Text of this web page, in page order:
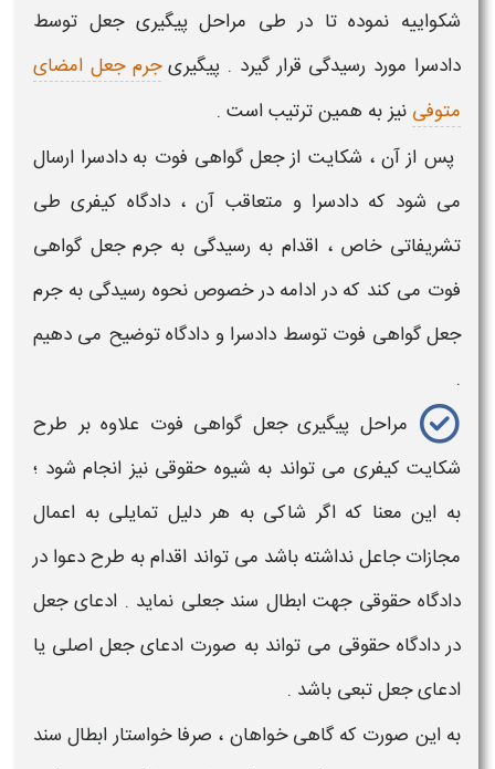
شکواییه نموده تا در طی مراحل پیگیری جعل توسط
دادسرا مورد رسیدگی قرار گیرد . پیگیریجرم جعل امضای
متوفی نیز به همین ترتیب است .
پس از آن ، شکایت از جعل گواهی فوت به دادسرا ارسال
می شود که دادسرا و متعاقب آن ، دادگاه کیفری طی
تشریفاتی خاص ، اقدام به رسیدگی بهجرم جعل گواهی
فوت می کند که در ادامه در خصوص نحوه رسیدگی به جرم
جعل گواهی فوت توسط دادسرا و دادگاه توضیح می دهیم
.
مراحل پیگیری جعل گواهی فوت علاوه بر طرح
شکایت کیفری می تواند به شیوه حقوقی نیز انجام شود ؛
به این معنا که اگر شاکی به هر دلیل تمایلی به اعمال
مجازات جاعلنداشته باشد می تواند اقدام به طرح دعوا در
دادگاه حقوقی جهتابطال سند جعلی نماید . ادعایجعل
در دادگاه حقوقی می تواند به صورت ادعایجعل اصلی یا
ادعایجعلتبعی باشد .
به این صورت که گاهی خواهان ، صرفا خواستار ابطال سند